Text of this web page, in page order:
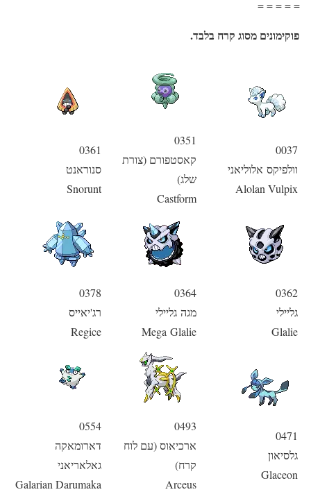
= = = = =
פוקימונים מסוג קרח בלבד.
0037
וולפיקס אלוליאני
Alolan Vulpix
0351
קאסטפורם (צורת
שלג)
Castform
0361
סנוראנט
Snorunt
0362
גליילי
Glalie
0364
מגה גליילי
Mega Glalie
0378
רג'יאייס
Regice
0471
גלסיאון
Glaceon
0493
ארכיאוס (עם לוח
קרח)
Arceus
0554
דארומאקה
גאלאריאני
Galarian Darumaka